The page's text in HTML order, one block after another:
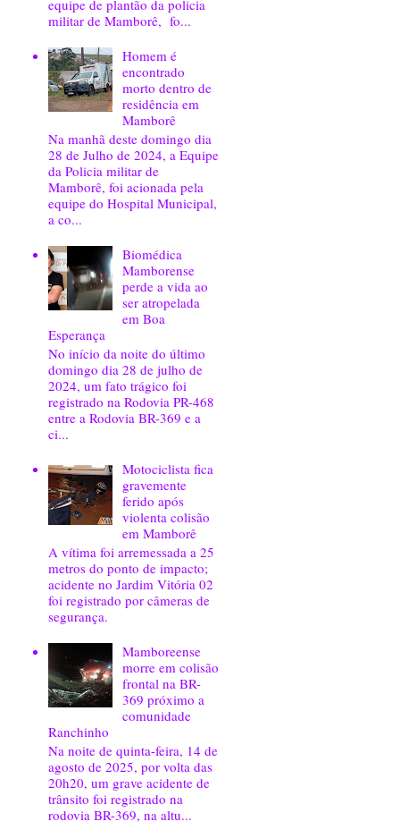
equipe de plantão da policia
militar de Mamborê, fo...
Homem é
encontrado
morto dentro de
residência em
Mamborê
Na manhã deste domingo dia
28 de Julho de 2024, a Equipe
da Policia militar de
Mamborê, foi acionada pela
equipe do Hospital Municipal,
a co...
Biomédica
Mamborense
perde a vida ao
ser atropelada
em Boa
Esperança
No início da noite do último
domingo dia 28 de julho de
2024, um fato trágico foi
registrado na Rodovia PR-468
entre a Rodovia BR-369 e a
ci...
Motociclista fica
gravemente
ferido após
violenta colisão
em Mamborê
A vítima foi arremessada a 25
metros do ponto de impacto;
acidente no Jardim Vitória 02
foi registrado por câmeras de
segurança.
Mamboreense
morre em colisão
frontal na BR-
369 próximo a
comunidade
Ranchinho
Na noite de quinta-feira, 14 de
agosto de 2025, por volta das
20h20, um grave acidente de
trânsito foi registrado na
rodovia BR-369, na altu...